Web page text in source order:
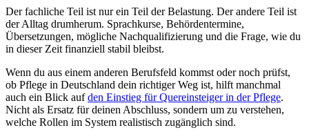
Der fachliche Teil ist nur ein Teil der Belastung. Der andere Teil ist
der Alltag drumherum. Sprachkurse, Behördentermine,
Übersetzungen, mögliche Nachqualifizierung und die Frage, wie du
in dieser Zeit finanziell stabil bleibst.
Wenn du aus einem anderen Berufsfeld kommst oder noch prüfst,
ob Pflege in Deutschland dein richtiger Weg ist, hilft manchmal
auch ein Blick aufden Einstieg für Quereinsteiger in der Pflege.
Nicht als Ersatz für deinen Abschluss, sondern um zu verstehen,
welche Rollen im System realistisch zugänglich sind.